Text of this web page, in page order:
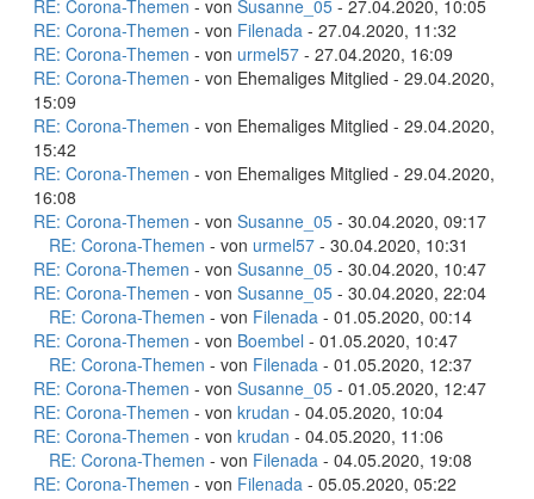
RE: Corona-Themen - von Susanne_05 - 27.04.2020, 10:05
RE: Corona-Themen - von Filenada - 27.04.2020, 11:32
RE: Corona-Themen - von urmel57 - 27.04.2020, 16:09
RE: Corona-Themen - von Ehemaliges Mitglied - 29.04.2020,
15:09
RE: Corona-Themen - von Ehemaliges Mitglied - 29.04.2020,
15:42
RE: Corona-Themen - von Ehemaliges Mitglied - 29.04.2020,
16:08
RE: Corona-Themen - von Susanne_05 - 30.04.2020, 09:17
RE: Corona-Themen - von urmel57 - 30.04.2020, 10:31
RE: Corona-Themen - von Susanne_05 - 30.04.2020, 10:47
RE: Corona-Themen - von Susanne_05 - 30.04.2020, 22:04
RE: Corona-Themen - von Filenada - 01.05.2020, 00:14
RE: Corona-Themen - von Boembel - 01.05.2020, 10:47
RE: Corona-Themen - von Filenada - 01.05.2020, 12:37
RE: Corona-Themen - von Susanne_05 - 01.05.2020, 12:47
RE: Corona-Themen - von krudan - 04.05.2020, 10:04
RE: Corona-Themen - von krudan - 04.05.2020, 11:06
RE: Corona-Themen - von Filenada - 04.05.2020, 19:08
RE: Corona-Themen - von Filenada - 05.05.2020, 05:22